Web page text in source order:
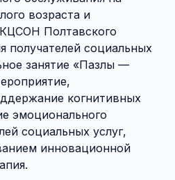
возраста и
Полтавского
получателей социальных
занятие «Пазлы —
когнитивных
эмоционального
социальных услуг,
инновационной